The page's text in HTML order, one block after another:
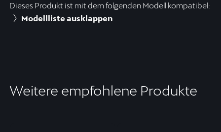
Dieses Produkt ist mit dem folgenden Modell kompatibel:
Modellliste ausklappen
Weitere empfohlene Produkte